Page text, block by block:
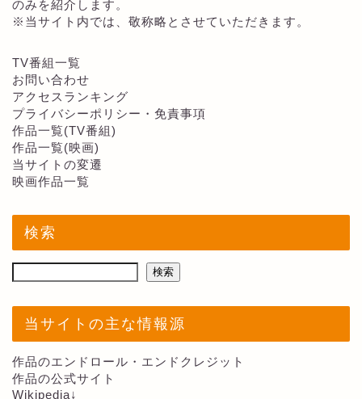
のみを紹介します。
※当サイト内では、敬称略とさせていただきます。
TV番組一覧
お問い合わせ
アクセスランキング
プライバシーポリシー・免責事項
作品一覧(TV番組)
作品一覧(映画)
当サイトの変遷
映画作品一覧
検索
検索
当サイトの主な情報源
作品のエンドロール・エンドクレジット
作品の公式サイト
Wikipedia↓